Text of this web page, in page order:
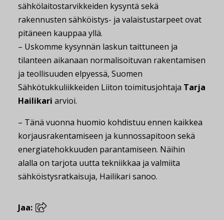
sähkölaitostarvikkeiden kysyntä sekä
rakennusten sähköistys- ja valaistustarpeet ovat
pitäneen kauppaa yllä.
– Uskomme kysynnän laskun taittuneen ja
tilanteen aikanaan normalisoituvan rakentamisen
ja teollisuuden elpyessä, Suomen
Sähkötukkuliikkeiden Liiton toimitusjohtaja Tarja
Hailikari arvioi.
– Tänä vuonna huomio kohdistuu ennen kaikkea
korjausrakentamiseen ja kunnossapitoon sekä
energiatehokkuuden parantamiseen. Näihin
alalla on tarjota uutta tekniikkaa ja valmiita
sähköistysratkaisuja, Hailikari sanoo.
Jaa: